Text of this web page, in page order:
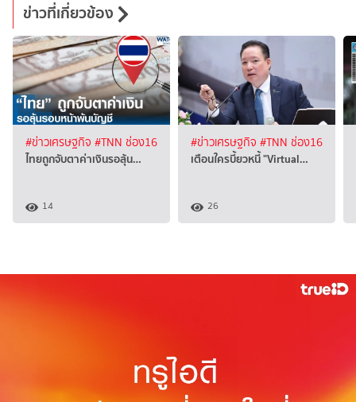
ข่าวที่เกี่ยวข้อง
#ข่าวเศรษฐกิจ #TNN ช่อง16
ไทยถูกจับตาค่าเงินรอลุ้น…
14
#ข่าวเศรษฐกิจ #TNN ช่อง16
เตือนใครบี้ยวหนี้ "Virtual…
26